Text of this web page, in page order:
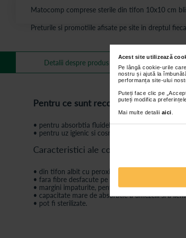
Acest site utilizează
Pe lângă cookie-urile
nostru și ajută la
performanța site-ului
Puteți face clic pe
puteți modifica
Mai multe detalii aici
Matocomp comprese sterile din tifon 10x10 cm
Preturile si promotiile afisate pe site in dreptul
Detalii despre produs
Pentru ce sunt recomandate
• pentru absorbtia fluidelor in timpul procedurilor
• pentru uz igienic si cosmetic (nesterile)
Caracteristici ale compreselor sterile
• din tifon albit cu peroxid, fara utilizarea clorului
• fara fibre desfacute pe suprafata tifonului
• margini impaturite, pentru a preveni
• capacitate mare de absorbtie a umezelii si a
• pot fi sterilizate.